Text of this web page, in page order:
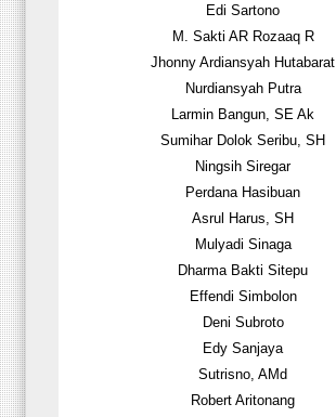
Edi Sartono
M. Sakti AR Rozaaq R
Jhonny Ardiansyah Hutabarat
Nurdiansyah Putra
Larmin Bangun, SE Ak
Sumihar Dolok Seribu, SH
Ningsih Siregar
Perdana Hasibuan
Asrul Harus, SH
Mulyadi Sinaga
Dharma Bakti Sitepu
Effendi Simbolon
Deni Subroto
Edy Sanjaya
Sutrisno, AMd
Robert Aritonang